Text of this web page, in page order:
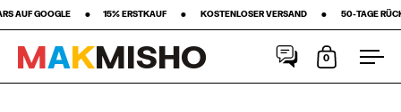
•‎ ‎ ‎ ‎ ‎ ‎ ‎ ‎15% ERSTKAUF‎ ‎ ‎ ‎ ‎ ‎ ‎ ‎ •‎ ‎ ‎ ‎ ‎ ‎ ‎ ‎ KOSTENLOSER VERSAND ‎ ‎ ‎ ‎ ‎ ‎ ‎ •‎ ‎ ‎ ‎ ‎ ‎ ‎ ‎ 50-TAGE
MAKMISHO Warenkorb
0